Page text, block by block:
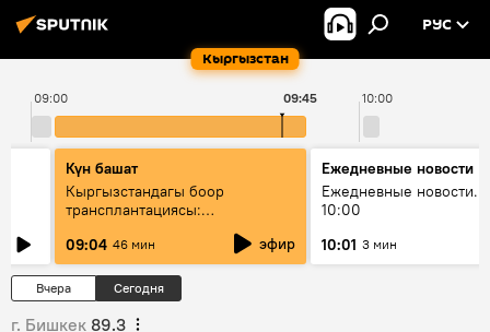
Кыргызстан
РУС
09:00 10:00
09:45
Күн башат
Кыргызстандагы боор
трансплантациясы:
жетишкендиктер жана өнүгүү
келечеги
09:04 46 мин эфир
Ежедневные новости
Ежедневные новости.
10:00
10:01 3 мин
Вчера Сегодня
г. Бишкек 89.3